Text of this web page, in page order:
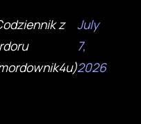
z
July
7,
2026